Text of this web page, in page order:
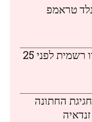
טראמפ
טום קרוז וניקול קידמן נפרדו רשמית לפני 25
החתונה